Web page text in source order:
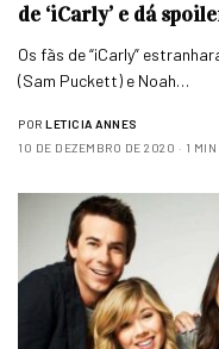
de ‘iCarly’ e dá
Os fãs de “iCarly”
(Sam Puckett) e Noah…
POR LETICIA ANNES
10 DE DEZEMBRO DE 2020
1